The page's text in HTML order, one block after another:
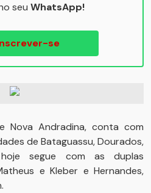
seu WhatsApp!
se
Nova Andradina, conta com
de Bataguassu, Dourados,
segue com as duplas
e Kleber e Hernandes,